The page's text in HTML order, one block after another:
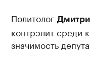
Политолог
контрэлит среди
значимость